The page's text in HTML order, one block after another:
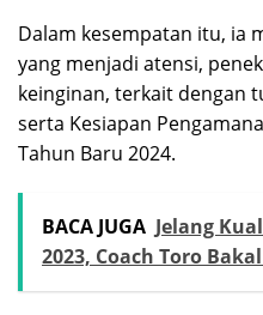
Dalam kesempatan itu, ia
yang menjadi atensi,
keinginan, terkait dengan
serta Kesiapan
Tahun Baru 2024.
BACA JUGA Jelang
2023, Coach Toro